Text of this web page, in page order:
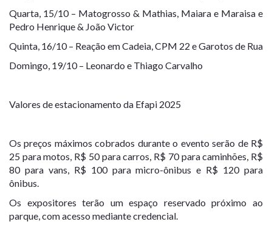
Quarta, 15/10 – Matogrosso & Mathias, Maiara e Maraisa e
Pedro Henrique & João Victor
Quinta, 16/10 – Reação em Cadeia, CPM 22 e Garotos de Rua
Domingo, 19/10 – Leonardo e Thiago Carvalho
Valores de estacionamento da Efapi 2025
Os preços máximos cobrados durante o evento serão de R$
25 para motos, R$ 50 para carros, R$ 70 para caminhões, R$
80 para vans, R$ 100 para micro-ônibus e R$ 120 para
ônibus.
Os expositores terão um espaço reservado próximo ao
parque, com acesso mediante credencial.